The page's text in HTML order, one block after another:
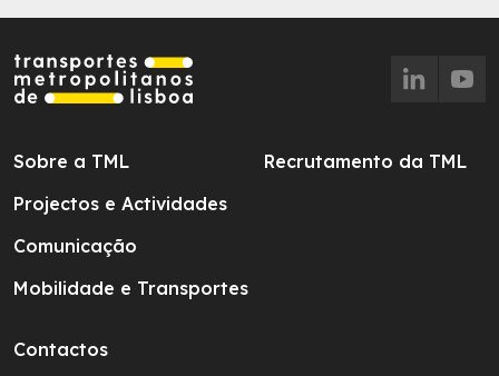
Sobre a TML
Projectos e Actividades
Comunicação
Mobilidade e Transportes
Recrutamento da TML
Contactos